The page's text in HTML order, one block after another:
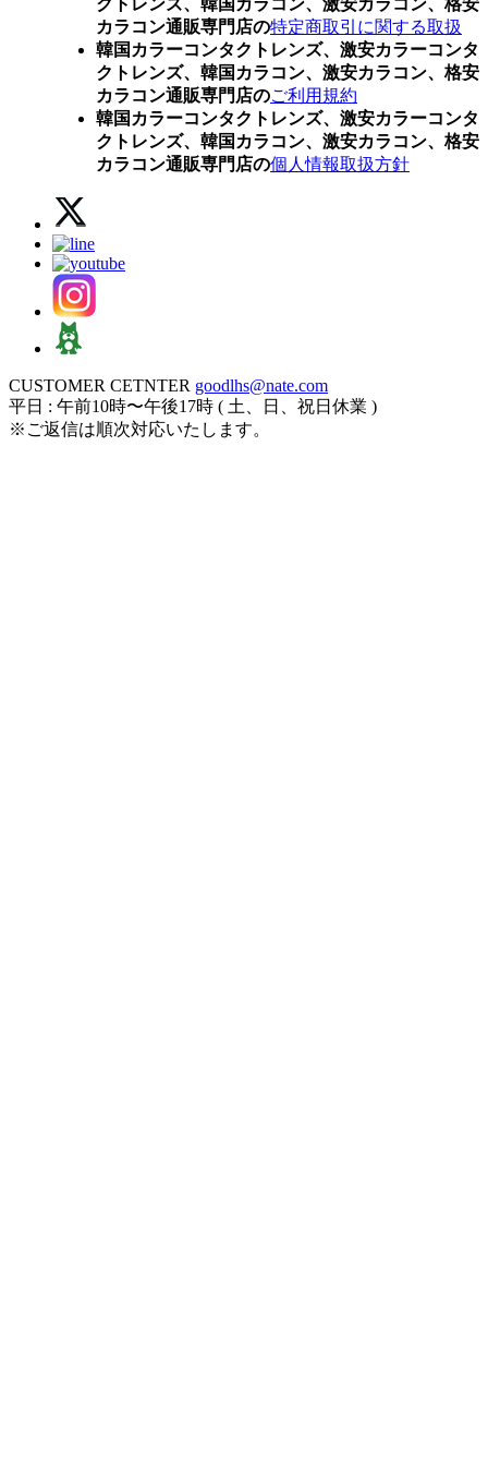
クトレンズ、韓国カラコン、激安カラコン、格安
カラコン通販専門店の特定商取引に関する取扱
韓国カラーコンタクトレンズ、激安カラーコンタ
クトレンズ、韓国カラコン、激安カラコン、格安
カラコン通販専門店のご利用規約
韓国カラーコンタクトレンズ、激安カラーコンタ
クトレンズ、韓国カラコン、激安カラコン、格安
カラコン通販専門店の個人情報取扱方針
CUSTOMER CETNTER goodlhs@nate.com
平日 : 午前10時〜午後17時 ( 土、日、祝日休業 )
※ご返信は順次対応いたします。